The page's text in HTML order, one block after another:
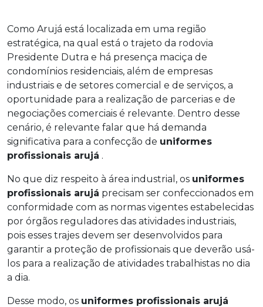
Como Arujá está localizada em uma região
estratégica, na qual está o trajeto da rodovia
Presidente Dutra e há presença maciça de
condomínios residenciais, além de empresas
industriais e de setores comercial e de serviços, a
oportunidade para a realização de parcerias e de
negociações comerciais é relevante. Dentro desse
cenário, é relevante falar que há demanda
significativa para a confecção de uniformes
profissionais arujá .
No que diz respeito à área industrial, os uniformes
profissionais arujá precisam ser confeccionados em
conformidade com as normas vigentes estabelecidas
por órgãos reguladores das atividades industriais,
pois esses trajes devem ser desenvolvidos para
garantir a proteção de profissionais que deverão usá-
los para a realização de atividades trabalhistas no dia
a dia.
Desse modo, os uniformes profissionais arujá